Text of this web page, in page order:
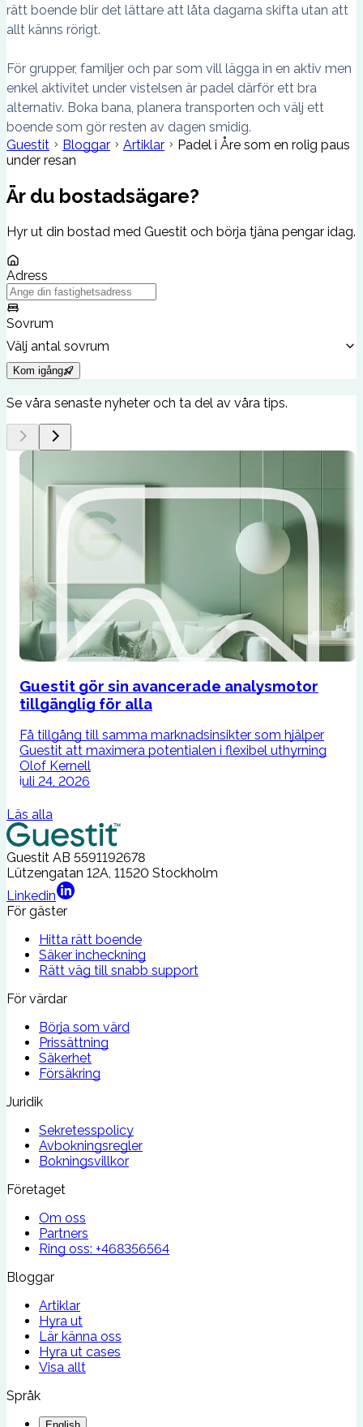
rätt boende blir det lättare att låta dagarna skifta utan att
allt känns rörigt.
För grupper, familjer och par som vill lägga in en aktiv men
enkel aktivitet under vistelsen är padel därför ett bra
alternativ. Boka bana, planera transporten och välj ett
boende som gör resten av dagen smidig.
Guestit
Bloggar Artiklar
Padel i Åre som en rolig paus
under resan
Är du bostadsägare?
Hyr ut din bostad med Guestit och börja tjäna pengar idag.
Adress
Sovrum
Välj antal sovrum
Kom igång
Se våra senaste nyheter och ta del av våra tips.
Guestit gör sin avancerade analysmotor
tillgänglig för alla
Få tillgång till samma marknadsinsikter som hjälper
Guestit att maximera potentialen i flexibel uthyrning
Olof Kernell
juli 24, 2026
Läs alla
Guestit AB 5591192678
Lützengatan 12A, 11520 Stockholm
Linkedin
För gäster
Hitta rätt boende
Säker incheckning
Rätt väg till snabb support
För värdar
Börja som värd
Prissättning
Säkerhet
Försäkring
Juridik
Sekretesspolicy
Avbokningsregler
Bokningsvillkor
Företaget
Om oss
Partners
Ring oss: +468356564
Bloggar
Artiklar
Hyra ut
Lär känna oss
Hyra ut cases
Visa allt
Språk